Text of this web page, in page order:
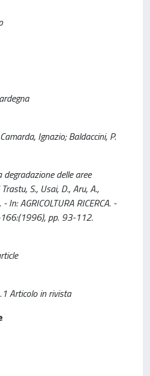
Ignazio; Baldaccini, P.
delle aree
S., Usai, D., Aru, A.,
In: AGRICOLTURA RICERCA. -
pp. 93-112.
Articolo in rivista